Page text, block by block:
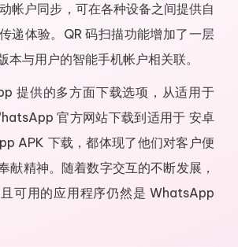
帐户同步，可在各种设备之间提供自
递体验。QR 码扫描功能增加了一层
本与用户的智能手机帐户相关联。
提供的多方面下载选项，从适用于
官方网站下载到适用于 安卓
APK 下载，都体现了他们对客户便
献精神。随着数字交互的不断发展，
可用的应用程序仍然是 WhatsApp